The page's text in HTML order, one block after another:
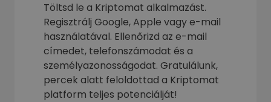
Töltsd le a Kriptomat alkalmazást.
Regisztrálj Google, Apple vagy e-mail
használatával. Ellenőrizd az e-mail
címedet, telefonszámodat és a
személyazonosságodat. Gratulálunk,
percek alatt feloldottad a Kriptomat
platform teljes potenciálját!